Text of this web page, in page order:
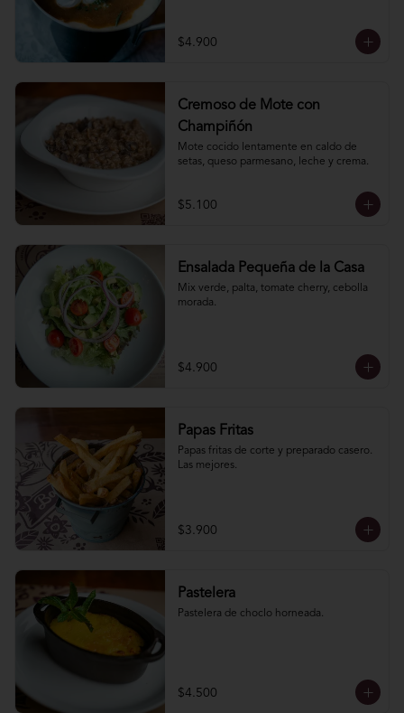
$4.900
Cremoso de Mote con
Champiñón
Mote cocido lentamente en caldo de
setas, queso parmesano, leche y crema.
$5.100
Ensalada Pequeña de la Casa
Mix verde, palta, tomate cherry, cebolla
morada.
$4.900
Papas Fritas
Papas fritas de corte y preparado casero.
Las mejores.
$3.900
Pastelera
Pastelera de choclo horneada.
$4.500